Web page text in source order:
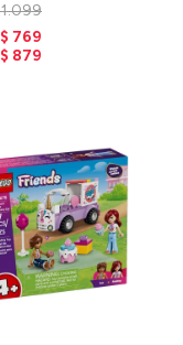
1.099
$ 769
$ 879